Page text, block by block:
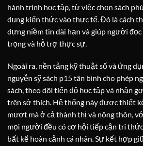
hành trình học tập, từ việc chọn sách
dụng kiến thức vào thực tế. Đó là cách
dựng niềm tin dài hạn và giúp người
trọng và hỗ trợ thực sự.
Ngoài ra, nền tảng kỹ thuật số và ứng
nguyễn sỹ sách p15 tân bình cho phép
sách, theo dõi tiến độ học tập và nhận
trên sở thích. Hệ thống này được thiết
mượt mà ở cả thành thị và nông thôn,
mọi người đều có cơ hội tiếp cận tri thức
bất kể hoàn cảnh cá nhân. Sự kết hợp